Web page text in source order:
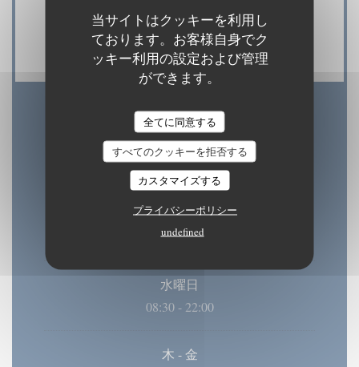
当サイトはクッキーを利用し
ております。お客様自身でク
ッキー利用の設定および管理
ができます。
全てに同意する
すべてのクッキーを拒否する
カスタマイズする
プライバシーポリシー
undefined
ド, ユーロカード /マスターカード, 現金, ビザ,
チェック, カルトブルー
営業時間
月-火
08:30 - 15:30 • 18:30 - 22:00
水曜日
08:30 - 22:00
木 - 金